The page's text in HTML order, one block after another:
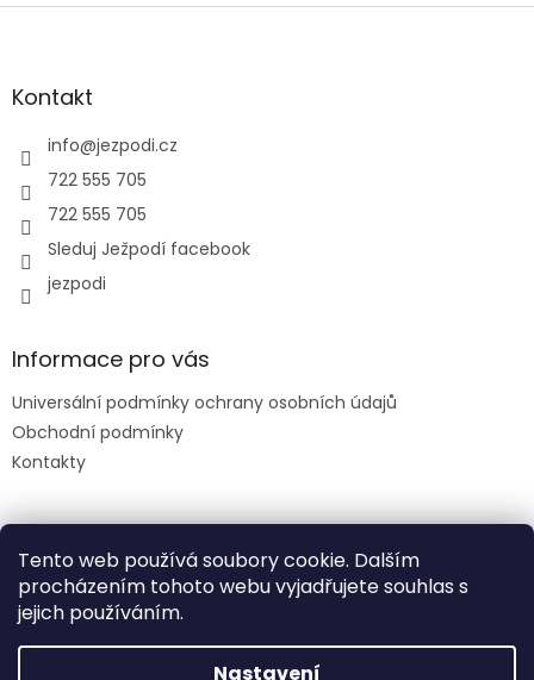
Tento web používá soubory cookie. Dalším
procházením tohoto webu vyjadřujete souhlas s
jejich používáním.
Nastavení
slevový kód: DENDETI
Z
aKontakt
info@jezpodi.cz
722 555 705
722 555 705
Sleduj Ježpodí facebook
jezpodi
Informace pro vás
Universální podmínky ochrany osobních údajů
Obchodní podmínky
Kontakty
Facebook